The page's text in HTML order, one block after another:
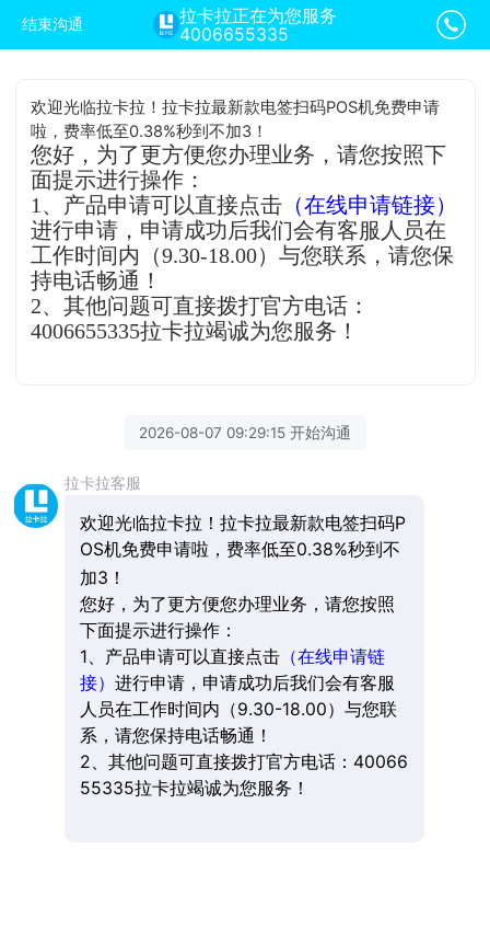
结束沟通
拉卡拉正在为您服务
4006655335
欢迎光临拉卡拉！拉卡拉最新款电签扫码POS机免费申请
啦，费率低至0.38%秒到不加3！
您好，为了更方便您办理业务，请您按照下
面提示进行操作：
1、产品申请可以直接点击 （在线申请链接）
进行申请，申请成功后我们会有客服人员在
工作时间内（9.30-18.00）与您联系，请您保
持电话畅通！
2、其他问题可直接拨打官方电话：
4006655335拉卡拉竭诚为您服务！
2026-08-07 09:29:15 开始沟通
拉卡拉客服
欢迎光临拉卡拉！拉卡拉最新款电签扫码P
OS机免费申请啦，费率低至0.38%秒到不
加3！
您好，为了更方便您办理业务，请您按照
下面提示进行操作：
1、产品申请可以直接点击（在线申请链
接） 进行申请，申请成功后我们会有客服
人员在工作时间内（9.30-18.00）与您联
系，请您保持电话畅通！
2、其他问题可直接拨打官方电话：40066
55335拉卡拉竭诚为您服务！